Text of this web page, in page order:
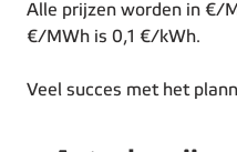
Alle prijzen worden in €/
€/MWh is 0,1 €/kWh.
Veel succes met het